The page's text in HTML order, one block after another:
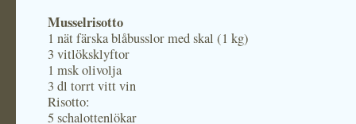
Musselrisotto
1 nät färska blåbusslor med skal (1 kg)
3 vitlöksklyftor
1 msk olivolja
3 dl torrt vitt vin
Risotto:
5 schalottenlökar